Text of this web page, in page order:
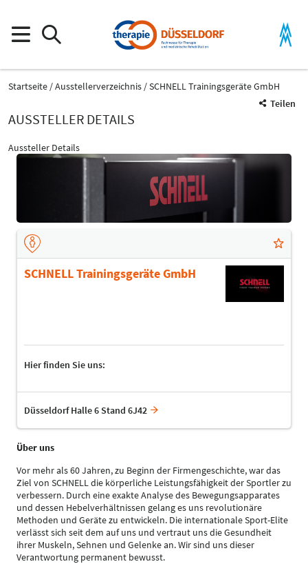
Startseite Ausstellerverzeichnis
SCHNELL Trainingsgeräte GmbH
Teilen
AUSSTELLER DETAILS
Aussteller Details
SCHNELL Trainingsgeräte GmbH
Hier finden Sie uns:
Düsseldorf Halle 6 Stand 6J42
Über uns
Vor mehr als 60 Jahren, zu Beginn der Firmengeschichte, war das
Ziel von SCHNELL die körperliche Leistungsfähigkeit der Sportler zu
verbessern. Durch eine exakte Analyse des Bewegungsapparates
und dessen Hebelverhältnissen gelang es uns revolutionäre
Methoden und Geräte zu entwickeln. Die internationale Sport-Elite
verlässt sich seit dem auf uns und vertraut uns die Gesundheit
ihrer Muskeln, Sehnen und Gelenke an. Wir sind uns dieser
Verantwortung permanent bewusst.